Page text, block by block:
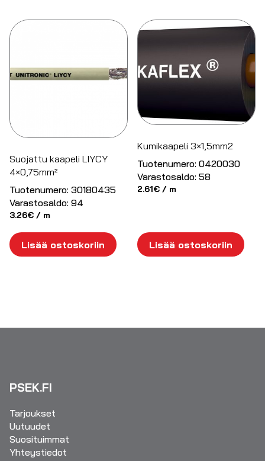
Suojattu kaapeli LIYCY
4×0,75mm²
Tuotenumero: 30180435
Varastosaldo: 94
3.26€ / m
Lisää ostoskoriin
Kumikaapeli 3×1,5mm2
Tuotenumero: 0420030
Varastosaldo: 58
2.61€ / m
Lisää ostoskoriin
PSEK.FI
Tarjoukset
Uutuudet
Suosituimmat
Yhteystiedot